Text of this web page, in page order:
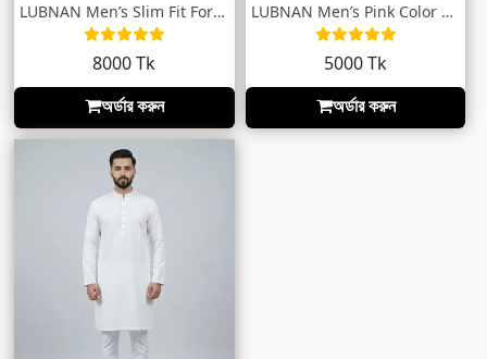
LUBNAN Men’s Slim Fit Forest Green color...
8000 Tk
অর্ডার করুন
LUBNAN Men’s Pink Color Regular Fit Prem...
5000 Tk
অর্ডার করুন